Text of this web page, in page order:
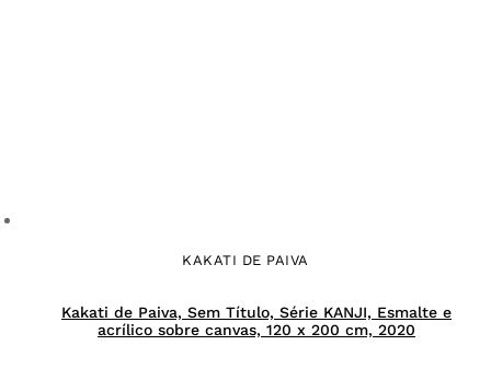
KAKATI DE PAIVA
Kakati de Paiva, Sem Título, Série KANJI, Esmalte e
acrílico sobre canvas, 120 x 200 cm, 2020